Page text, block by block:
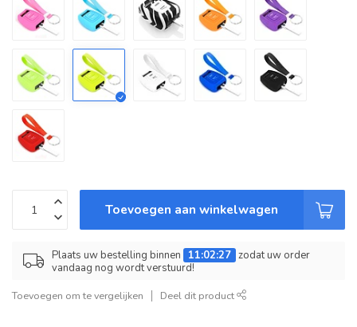
Toevoegen aan winkelwagen
Plaats uw bestelling binnen 11:02:27 zodat uw order
vandaag nog wordt verstuurd!
Toevoegen om te vergelijken Deel dit product